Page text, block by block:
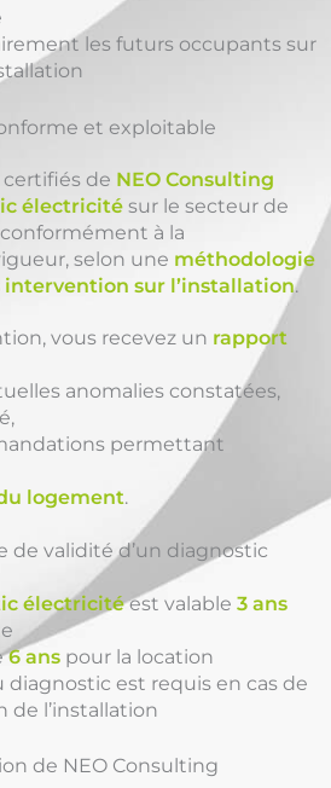
les futurs occupants sur
et exploitable
de NEO Consulting
électricité sur le secteur de
à la
selon une méthodologie
intervention sur l’installation.
vous recevez un rapport
anomalies constatées,
permettant
logement.
de validité d’un diagnostic
électricitéest valable3 ans
6 ans pour la location
diagnostic est requis en cas de
de l’installation
de NEO Consulting